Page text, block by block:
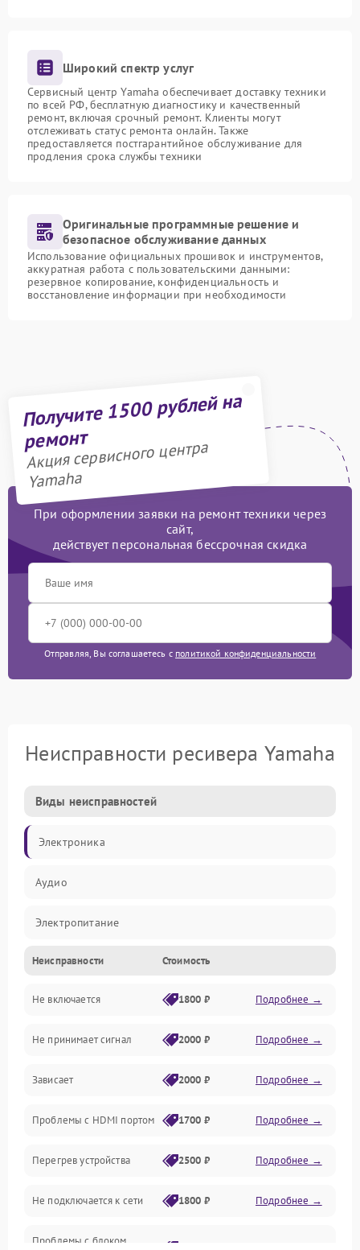
Широкий спектр услуг
Сервисный центр Yamaha обеспечивает доставку техники
по всей РФ, бесплатную диагностику и качественный
ремонт, включая срочный ремонт. Клиенты могут
отслеживать статус ремонта онлайн. Также
предоставляется постгарантийное обслуживание для
продления срока службы техники
Оригинальные программные решение и
безопасное обслуживание данных
Использование официальных прошивок и инструментов,
аккуратная работа с пользовательскими данными:
резервное копирование, конфиденциальность и
восстановление информации при необходимости
Получите 1500 рублей на
ремонт
Акция сервисного центра
Yamaha
При оформлении заявки на ремонт техники через
сайт,
действует персональная бессрочная скидка
Отправляя, Вы соглашаетесь с политикой конфиденциальности
Неисправности ресивера Yamaha
Виды неисправностей
Электроника
Аудио
Электропитание
Интерфейсы
Программное обеспечение
ПО
Оптика
Механические повреждения
Управление
Неисправности Стоимость
Не включается 1800 ₽ Подробнее →
Не принимает сигнал 2000 ₽ Подробнее →
Зависает 2000 ₽ Подробнее →
Проблемы с HDMI портом 1700 ₽ Подробнее →
Перегрев устройства 2500 ₽ Подробнее →
Не подключается к сети 1800 ₽ Подробнее →
Проблемы с блоком